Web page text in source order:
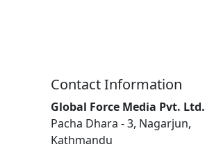
Contact Information
Global Force Media Pvt. Ltd.
Pacha Dhara - 3, Nagarjun,
Kathmandu